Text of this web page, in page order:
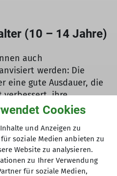
(10 – 14 Jahre)
auch
werden: Die
eine gute Ausdauer, die
verbessert, ihre
von sechs bis
wollen Kinder
erreichen.
sind – bei
durchaus möglich.
Cookies
und Anzeigen zu
soziale Medien anbieten zu
Website zu analysieren.
zu Ihrer Verwendung
für soziale Medien,